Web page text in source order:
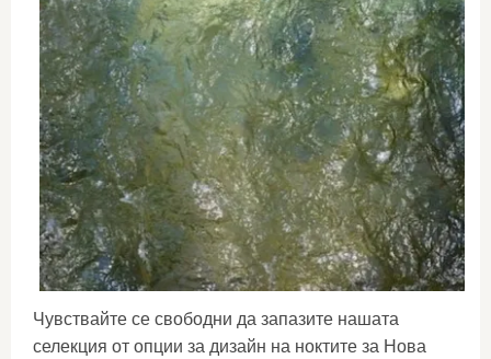
Чувствайте се свободни да запазите нашата
селекция от опции за дизайн на ноктите за Нова